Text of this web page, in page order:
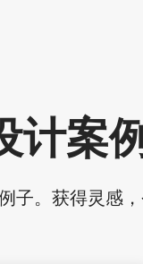
计案
子。获得灵感